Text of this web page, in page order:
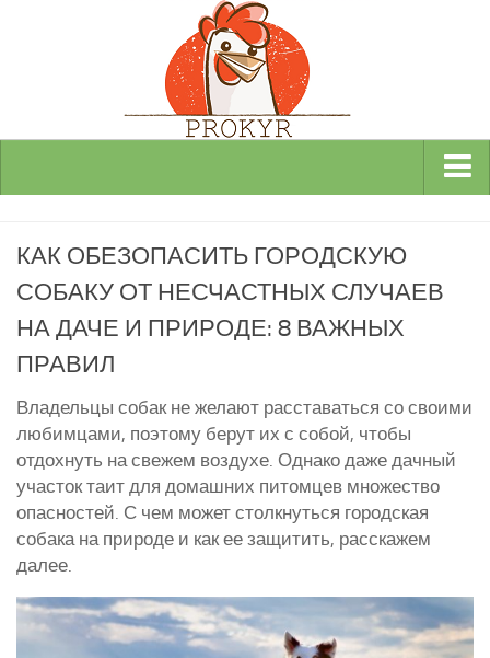
Декоративные
Мясные
Мясо-яичные
Инкубаторы
Здоровье кур
Разведение и содержание кур
Курятники и клетки
Другие птицы
Гуси
КАК ОБЕЗОПАСИТЬ ГОРОДСКУЮ
СОБАКУ ОТ НЕСЧАСТНЫХ СЛУЧАЕВ
НА ДАЧЕ И ПРИРОДЕ: 8 ВАЖНЫХ
ПРАВИЛ
Владельцы собак не желают расставаться со своими
любимцами, поэтому берут их с собой, чтобы
отдохнуть на свежем воздухе. Однако даже дачный
участок таит для домашних питомцев множество
опасностей. С чем может столкнуться городская
собака на природе и как ее защитить, расскажем
далее.